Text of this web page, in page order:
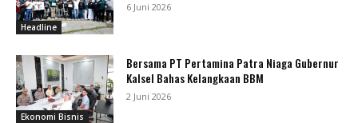
Headline
6 Juni 2026
Ekonomi Bisnis
Bersama PT Pertamina Patra Niaga Gubernur
Kalsel Bahas Kelangkaan BBM
2 Juni 2026